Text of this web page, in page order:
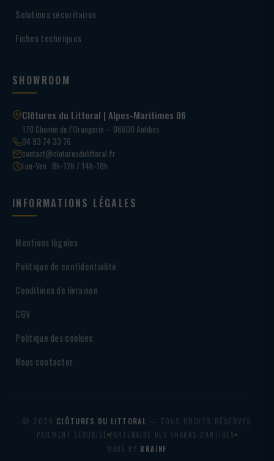
Solutions sécuritaires
Fiches techniques
SHOWROOM
Clôtures du Littoral | Alpes-Maritimes 06
170 Chemin de l’Orangerie – 06600 Antibes
04 93 74 33 76
contact@cloturesdulittoral.fr
Lun-Ven · 8h-12h / 14h-18h
INFORMATIONS LÉGALES
Mentions légales
Politique de confidentialité
Conditions de livraison
CGV
Politique des cookies
Nous contacter
© 2026 CLÔTURES DU LITTORAL — TOUS DROITS RÉSERVÉS
PAIEMENT SÉCURISÉ PARTENAIRE DES SHARKS D'ANTIBES
MADE BY BRAINF